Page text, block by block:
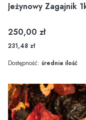
Jeżynowy Zagajnik
Cena
250,00 zł
231,48 zł
Dostępność: średnia ilość